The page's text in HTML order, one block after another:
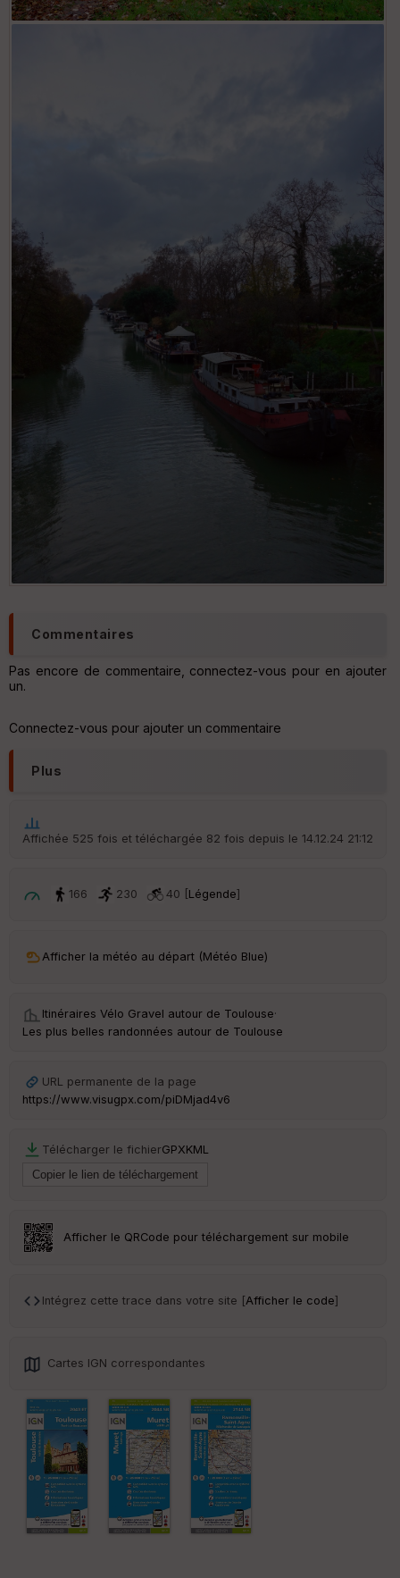
Commentaires
Pas encore de commentaire, connectez-vous pour en ajouter
un.
Connectez-vous pour ajouter un commentaire
Plus
Affichée 525 fois et téléchargée 82 fois depuis le 14.12.24 21:12
166 230 40 [Légende]
Afficher la météo au départ (Météo Blue)
Itinéraires Vélo Gravel autour de Toulouse·
Les plus belles randonnées autour de Toulouse
URL permanente de la page
https://www.visugpx.com/piDMjad4v6
Télécharger le fichierGPXKML
Afficher le QRCode pour téléchargement sur mobile
Intégrez cette trace dans votre site [Afficher le code]
Cartes IGN correspondantes